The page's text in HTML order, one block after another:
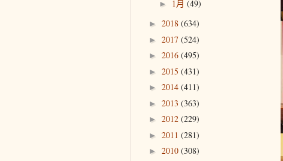
► 1月 (49)
► 2018 (634)
► 2017 (524)
► 2016 (495)
► 2015 (431)
► 2014 (411)
► 2013 (363)
► 2012 (229)
► 2011 (281)
► 2010 (308)